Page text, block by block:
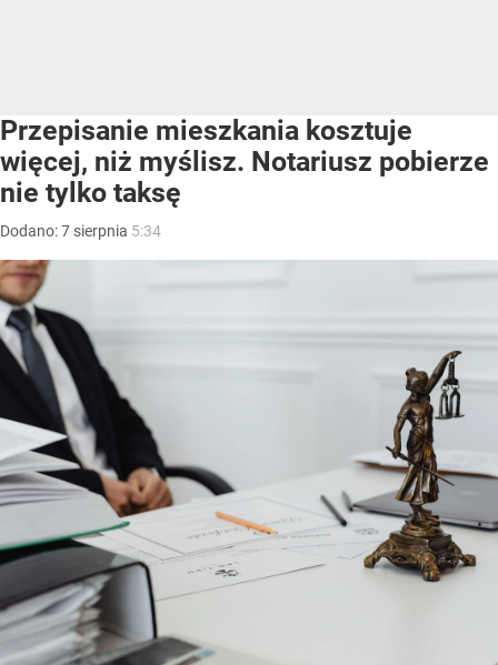
Przepisanie mieszkania kosztuje
więcej, niż myślisz. Notariusz pobierze
nie tylko taksę
Dodano:7 sierpnia 5:34